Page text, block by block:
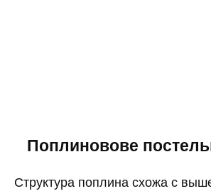
Поплиновове
Структура поплина схожа с